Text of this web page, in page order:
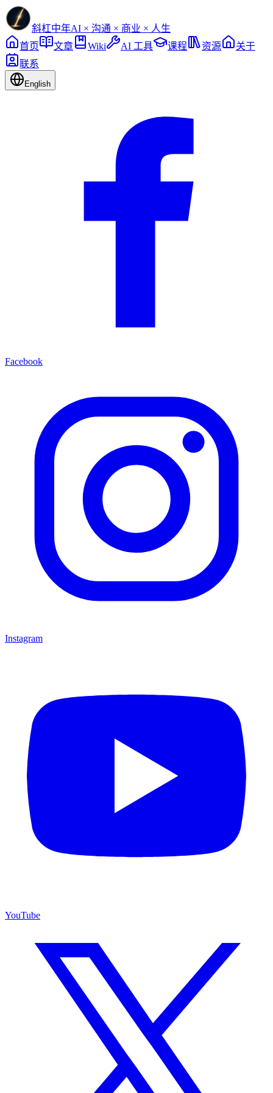
斜杠中年AI × 沟通 × 商业 × 人生
首页
文章 Wiki AI 工具 课程 资源
关于
联系
English
Facebook
Instagram
YouTube